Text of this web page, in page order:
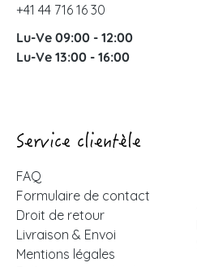
+41 44 716 16 30
Lu-Ve 09:00 - 12:00
Lu-Ve 13:00 - 16:00
Service clientèle
FAQ
Formulaire de contact
Droit de retour
Livraison & Envoi
Mentions légales